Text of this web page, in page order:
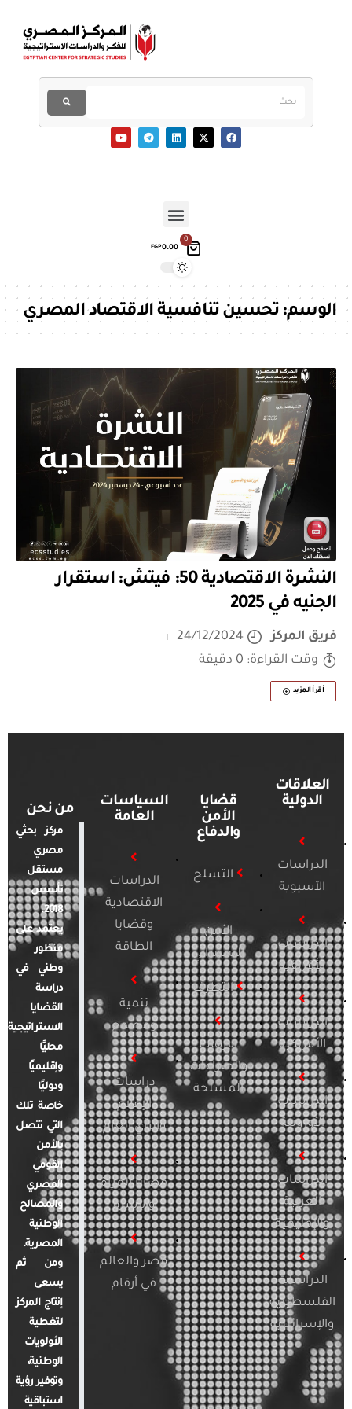
0
EGP0.00
الوسم:تحسين تنافسية الاقتصاد المصري
النشرة الاقتصادية 50: فيتش: استقرار
الجنيه في 2025
فريق المركز
24/12/2024
وقت القراءة: 0 دقيقة
أقرأ المزيد
العلاقات
الدولية
الدراسات
الآسيوية
الدراسات
الأفريقية
الدراسات
الأمريكية
الدراسات
الأوروبية
الدراسات
العربية
والإقليمية
الدراسات
الفلسطينية
والإسرائيلية
قضايا
الأمن
والدفاع
التسلح
الأمن
السيبراني
التطرف
الإرهاب
والصراعات
المسلحة
السياسات
العامة
الدراسات
الاقتصادية
وقضايا
الطاقة
تنمية
ومجتمع
دراسات
الإعلام
والرأي العام
قضايا المرأة
والأسرة
مصر والعالم
في أرقام
من نحن
مركز بحثي
مصري
مستقل
تأسس
2018.
يعتمد على
منظور
وطني في
دراسة
القضايا
الاستراتيجية
محليًا
وإقليميًا
ودوليًا
خاصة تلك
التي تتصل
بالأمن
القومي
المصري
والمصالح
الوطنية
المصرية.
ومن ثم
يسعى
إنتاج المركز
لتغطية
الأولويات
الوطنية،
وتوفير رؤية
استباقية